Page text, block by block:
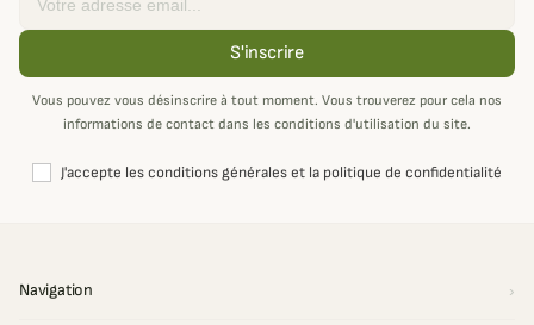
S'inscrire
Vous pouvez vous désinscrire à tout moment. Vous trouverez pour cela nos
informations de contact dans les conditions d'utilisation du site.
J'accepte les conditions générales et la politique de confidentialité
Navigation